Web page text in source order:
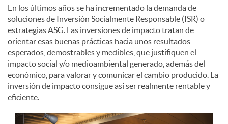
i
d
o
s
En los últimos años se ha incrementado la demanda de
soluciones de Inversión Socialmente Responsable (ISR) o
estrategias ASG. Las inversiones de impacto tratan de
orientar esas buenas prácticas hacia unos resultados
esperados, demostrables y medibles, que justifiquen el
impacto social y/o medioambiental generado, además del
económico, para valorar y comunicar el cambio producido. La
inversión de impacto consigue así ser realmente rentable y
eficiente.